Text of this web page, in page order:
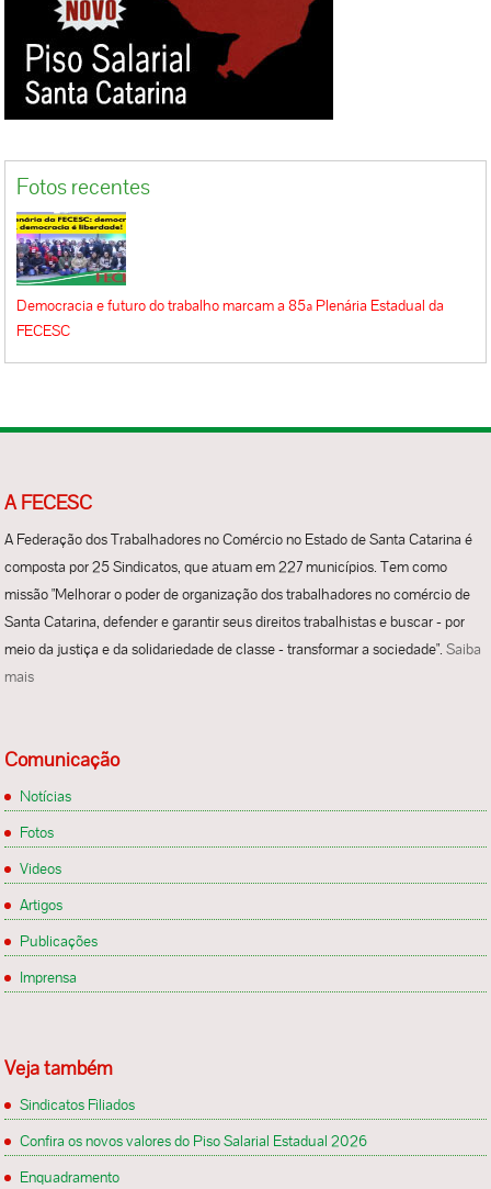
vez maior do funcionamento dos
estabelecimentos comerciais, principalmente
os supermercados, atacarejos e lojas de
invariavelmente...
Fotos recentes
Democracia e futuro do trabalho marcam a 85ª Plenária Estadual da
FECESC
A FECESC
A Federação dos Trabalhadores no Comércio no Estado de Santa Catarina é
composta por 25 Sindicatos, que atuam em 227 municípios. Tem como
missão "Melhorar o poder de organização dos trabalhadores no comércio de
Santa Catarina, defender e garantir seus direitos trabalhistas e buscar - por
meio da justiça e da solidariedade de classe - transformar a sociedade".Saiba
mais
Comunicação
Notícias
Fotos
Videos
Artigos
Publicações
Imprensa
Veja também
Sindicatos Filiados
Confira os novos valores do Piso Salarial Estadual 2026
Enquadramento